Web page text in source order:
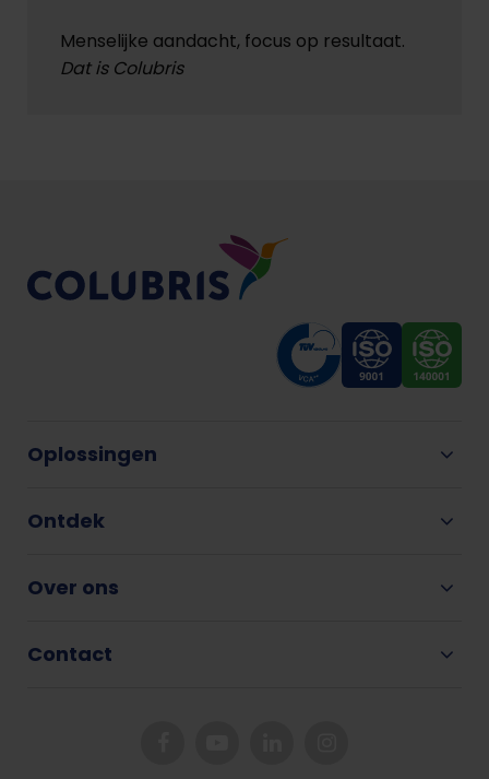
Menselijke aandacht, focus op resultaat.
Dat is Colubris
Oplossingen
Ontdek
Over ons
Contact